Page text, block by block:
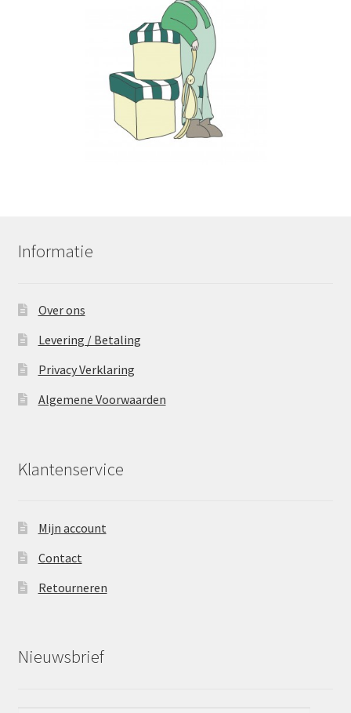
Informatie
Over ons
Levering / Betaling
Privacy Verklaring
Algemene Voorwaarden
Klantenservice
Mijn account
Contact
Retourneren
Nieuwsbrief